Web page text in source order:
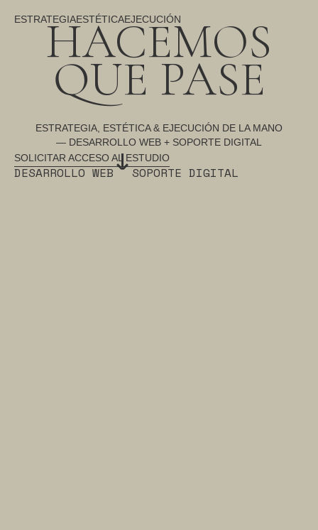
ESTRATEGIAESTÉTICAEJECUCIÓN
HACEMOS
QUE PASE
ESTRATEGIA, ESTÉTICA & EJECUCIÓN DE LA MANO
— DESARROLLO WEB + SOPORTE DIGITAL
SOLICITAR ACCESO AL ESTUDIO
DESARROLLO WEB↓SOPORTE DIGITAL